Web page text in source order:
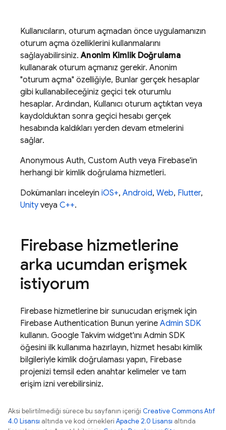
Kullanıcıların, oturum açmadan önce uygulamanızın
oturum açma özelliklerini kullanmalarını
sağlayabilirsiniz.Anonim Kimlik Doğrulama
kullanarak oturum açmanız gerekir. Anonim
"oturum açma" özelliğiyle, Bunlar gerçek hesaplar
gibi kullanabileceğiniz geçici tek oturumlu
hesaplar. Ardından, Kullanıcı oturum açtıktan veya
kaydolduktan sonra geçici hesabı gerçek
hesabında kaldıkları yerden devam etmelerini
sağlar.
Anonymous Auth, Custom Auth veya Firebase'in
herhangi bir kimlik doğrulama hizmetleri.
Dokümanları inceleyin iOS+, Android, Web, Flutter,
Unity veya C++.
Firebase hizmetlerine
arka ucumdan erişmek
istiyorum
Firebase hizmetlerine bir sunucudan erişmek için
Firebase Authentication Bunun yerine Admin SDK
kullanın. Google Takvim widget'ını Admin SDK
öğesini ilk kullanıma hazırlayın, hizmet hesabı kimlik
bilgileriyle kimlik doğrulaması yapın, Firebase
projenizi temsil eden anahtar kelimeler ve tam
erişim izni verebilirsiniz.
Aksi belirtilmediği sürece bu sayfanın içeriği Creative Commons Atıf
4.0 Lisansı altında ve kod örnekleri Apache 2.0 Lisansı altında